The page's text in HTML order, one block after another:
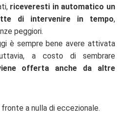
riceveresti in automatico un
di intervenire in tempo,
peggiori.
è sempre bene avere attivata
a costo di sembrare
offerta anche da altre
a nulla di eccezionale.